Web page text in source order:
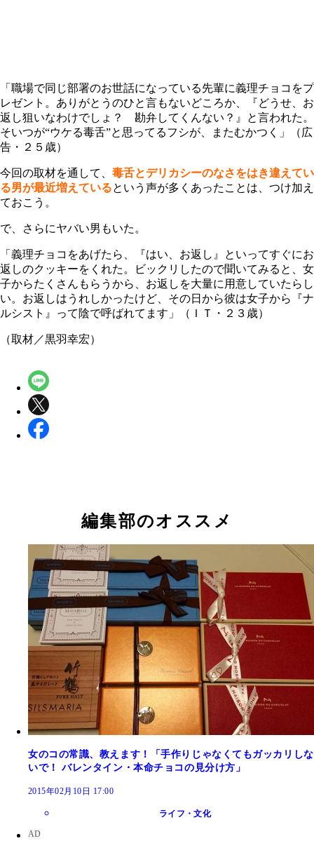
「職場で同じ部署のお世話になっている先輩に義理チョコをプ
レゼント。ありがとうのひと言もないどころか、『どうせ、お
返し狙いなわけでしょ？ 勘弁してくんない？』と言われた。
そいつが“ウケる毒舌”と思ってるフシが、またむかつく」（広
告・２５歳）
今回の取材を通して、 毒舌とデリカシーのなさをはき違えてい
る男が最近増えているという声が多くあった ことは、つけ加え
ておこう。
で、さらにヤバい男もいた。
「義理チョコをあげたら、『はい、お返し』といってすぐにお
返しのクッキーをくれた。ビックリしたので聞いてみると、女
子からたくさんもらうから、お返しを大量に用意していたらし
い。お返しはうれしかったけど、その日から彼は女子から『ナ
ルシスト』って陰で呼ばれてます」（ＩＴ・２３歳）
（取材／黒羽幸宏）
編集部のオススメ
女のコの常識、教えます！「手作りじゃなくてもガッカリしな
いで！ バレンタイン・本命チョコの見分け方」
2015年02月10日 17:00
ライフ・文化